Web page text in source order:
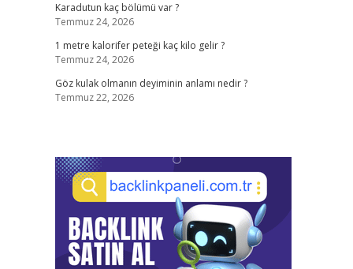
Karadutun kaç bölümü var ?
Temmuz 24, 2026
1 metre kalorifer peteği kaç kilo gelir ?
Temmuz 24, 2026
Göz kulak olmanın deyiminin anlamı nedir ?
Temmuz 22, 2026